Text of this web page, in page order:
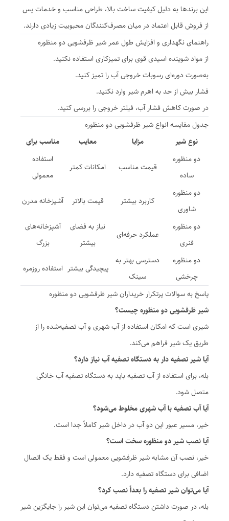
این برندها به دلیل کیفیت ساخت بالا، طراحی مناسب و خدمات پس
از فروش قابل اعتماد در میان مصرف‌کنندگان محبوبیت زیادی دارند.
راهنمای نگهداری و افزایش طول عمر شیر ظرفشویی دو منظوره
از مواد شوینده اسیدی قوی برای تمیزکاری استفاده نکنید.
به‌صورت دوره‌ای رسوبات خروجی آب را تمیز کنید.
فشار بیش از حد به اهرم شیر وارد نکنید.
در صورت کاهش فشار آب، فیلتر خروجی را بررسی کنید.
جدول مقایسه انواع شیر ظرفشویی دو منظوره
نوع شیر
مزایا معایب
مناسب برای
دو منظوره
ساده
قیمت مناسب امکانات کمتر
استفاده
معمولی
دو منظوره
شاوری
کاربرد بیشتر قیمت بالاتر آشپزخانه مدرن
دو منظوره
فنری
عملکرد حرفه‌ای
نیاز به فضای
بیشتر
آشپزخانه‌های
بزرگ
دو منظوره
چرخشی
دسترسی بهتر به
سینک
پیچیدگی بیشتر استفاده روزمره
پاسخ به سوالات پرتکرار خریداران شیر ظرفشویی دو منظوره
شیر ظرفشویی دو منظوره چیست؟
شیری است که امکان استفاده از آب شهری و آب تصفیه‌شده را از
طریق یک شیر فراهم می‌کند.
آیا شیر تصفیه دار به دستگاه تصفیه آب نیاز دارد؟
بله، برای استفاده از آب تصفیه باید به دستگاه تصفیه آب خانگی
متصل شود.
آیا آب تصفیه با آب شهری مخلوط می‌شود؟
خیر، مسیر عبور این دو آب در داخل شیر کاملاً جدا است.
آیا نصب شیر دو منظوره سخت است؟
خیر، نصب آن مشابه شیر ظرفشویی معمولی است و فقط یک اتصال
اضافی برای دستگاه تصفیه دارد.
آیا می‌توان شیر تصفیه را بعداً نصب کرد؟
بله، در صورت داشتن دستگاه تصفیه می‌توان این شیر را جایگزین شیر